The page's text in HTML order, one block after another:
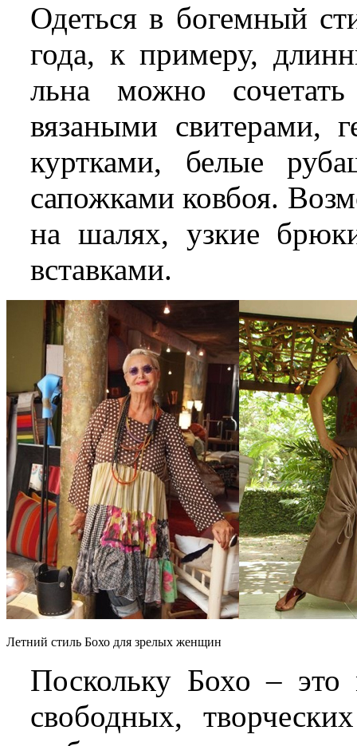
Одеться в богемный
года, к примеру,
льна можно
вязаными свитерами,
куртками, белые
сапожками ковбоя.
на шалях, узкие
вставками.
Летний стиль Бохо для зрелых женщин
Поскольку Бохо – это
свободных,